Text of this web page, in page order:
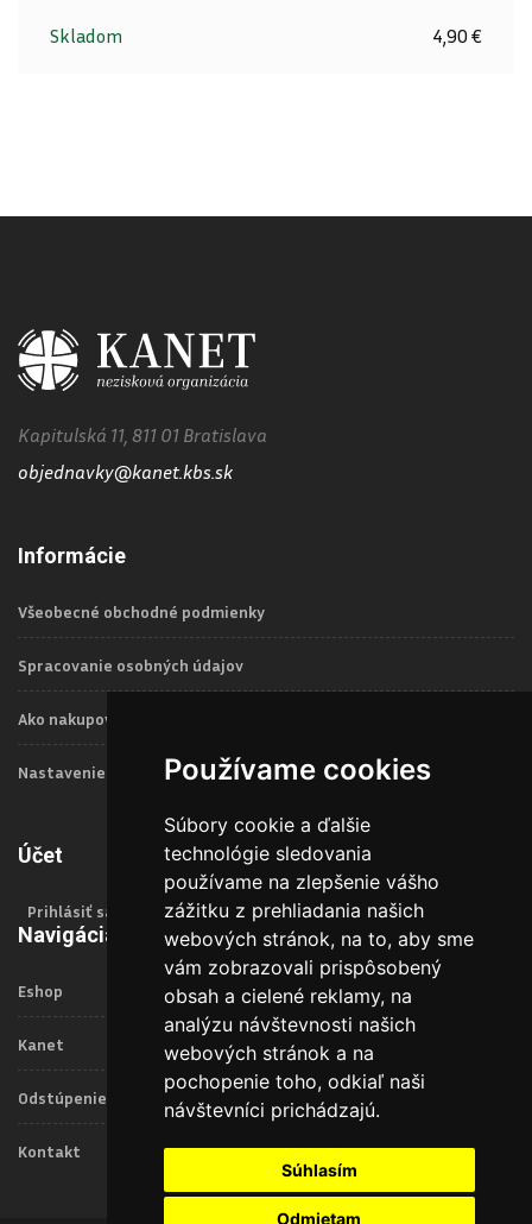
Používame cookies
Súbory cookie a ďalšie
technológie sledovania
používame na zlepšenie vášho
zážitku z prehliadania našich
webových stránok, na to, aby sme
vám zobrazovali prispôsobený
obsah a cielené reklamy, na
analýzu návštevnosti našich
webových stránok a na
pochopenie toho, odkiaľ naši
návštevníci prichádzajú.
Súhlasím
Odmietam
Skladom 4,90 €
Kapitulská 11, 811 01 Bratislava
objednavky@kanet.kbs.sk
Informácie
Všeobecné obchodné podmienky
Spracovanie osobných údajov
Ako nakupovať
Nastavenie Cookies
Účet
Prihlásiť sa
Navigácia
Eshop
Kanet
Odstúpenie od zmluvy
Kontakt